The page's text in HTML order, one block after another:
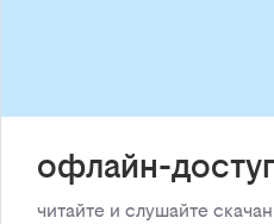
офлайн-
читайте и слушайте